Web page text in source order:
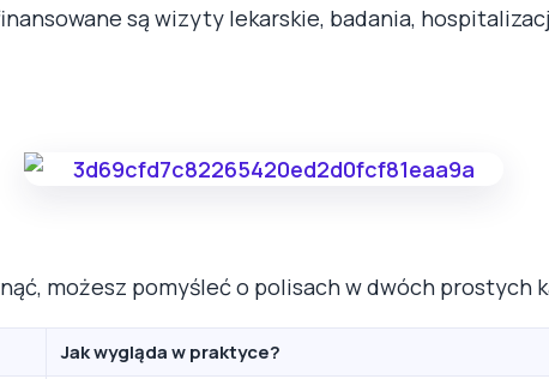
są wizyty lekarskie, badania,
możesz pomyśleć o polisach w dwóch prostych
Jak wygląda w praktyce?